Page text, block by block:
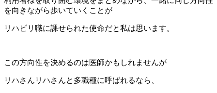
を向きながら歩いていくことが
リハビリ職に課せられた使命だと私は思います。
この方向性を決めるのは医師かもしれませんが
リハさんリハさんと多職種に呼ばれるなら、